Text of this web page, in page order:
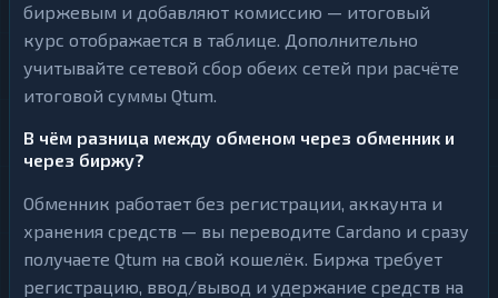
биржевым и добавляют комиссию — итоговый
курс отображается в таблице. Дополнительно
учитывайте сетевой сбор обеих сетей при расчёте
итоговой суммы Qtum.
В чём разница между обменом через обменник и
через биржу?
Обменник работает без регистрации, аккаунта и
хранения средств — вы переводите Cardano и сразу
получаете Qtum на свой кошелёк. Биржа требует
регистрацию, ввод/вывод и удержание средств на